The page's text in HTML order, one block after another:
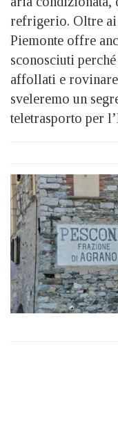
refrigerio. Oltre ai
Piemonte offre
sconosciuti
affollati e
sveleremo un
teletrasporto per